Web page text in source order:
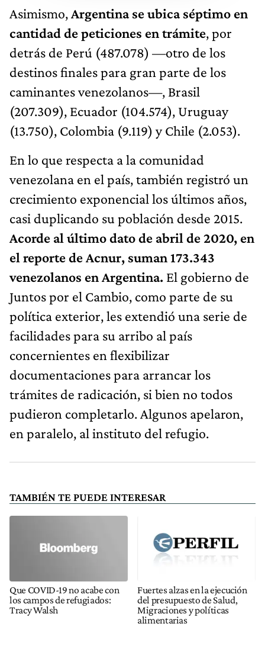
Asimismo,Argentina se ubica séptimo en
cantidad de peticiones en trámite, por
detrás de Perú (487.078) —otro de los
destinos finales para gran parte de los
caminantes venezolanos—, Brasil
(207.309), Ecuador (104.574), Uruguay
(13.750), Colombia (9.119) y Chile (2.053).
En lo que respecta a la comunidad
venezolana en el país, también registró un
crecimiento exponencial los últimos años,
casi duplicando su población desde 2015.
Acorde al último dato de abril de 2020, en
el reporte de Acnur, suman 173.343
venezolanos en Argentina. El gobierno de
Juntos por el Cambio, como parte de su
política exterior, les extendió una serie de
facilidades para su arribo al país
concernientes en flexibilizar
documentaciones para arrancar los
trámites de radicación, si bien no todos
pudieron completarlo. Algunos apelaron,
en paralelo, al instituto del refugio.
TAMBIÉN TE PUEDE INTERESAR
Que COVID-19 no acabe con
los campos de refugiados:
Tracy Walsh
Fuertes alzas en la ejecución
del presupuesto de Salud,
Migraciones y políticas
alimentarias